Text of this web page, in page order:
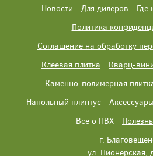
Новости Для дилеров Где
Политика
Соглашение на обработку
Клеевая плитка
Кварц-
Каменно-полимерная
Напольный плинтус
Все о ПВХ
г.
ул. Пионерская,